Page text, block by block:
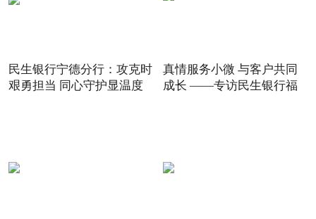
民生银行宁德分行：攻克时
艰勇担当 同心守护显温度
真情服务小微 与客户共同
成长 ——专访民生银行福